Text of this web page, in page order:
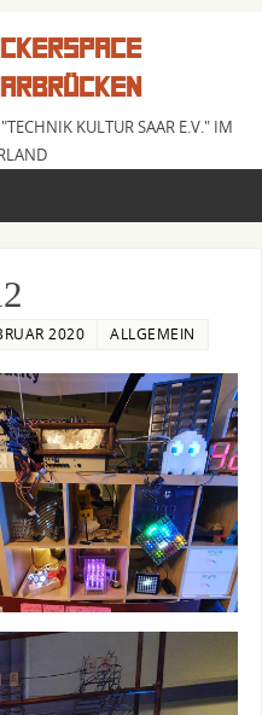
"TECHNIK KULTUR SAAR E.V." IM
2020 ALLGEMEIN